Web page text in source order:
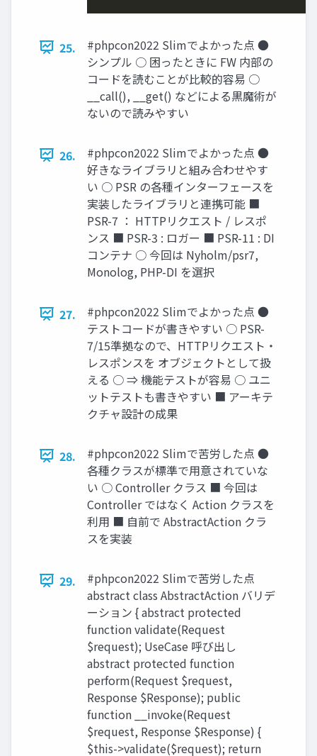
25.
#phpcon2022 Slimでよかった点 ●
シンプル ○ 困ったときに FW 内部の
コードを読むことが比較的容易 ○
__call(), __get() などによる黒魔術が
ないので読みやすい
26.
#phpcon2022 Slimでよかった点 ●
好きなライブラリと組み合わせやす
い ○ PSR の各種インターフェースを
実装したライブラリと連携可能 ■
PSR-7 ： HTTPリクエスト / レスポ
ンス ■ PSR-3 : ロガー ■ PSR-11 : DI
コンテナ ○ 今回は Nyholm/psr7,
Monolog, PHP-DI を選択
27.
#phpcon2022 Slimでよかった点 ●
テストコードが書きやすい ○ PSR-
7/15準拠なので、HTTPリクエスト・
レスポンスを オブジェクトとして扱
える ○ ⇒ 機能テストが容易 ○ ユニ
ットテストも書きやすい ■ アーキテ
クチャ設計の成果
28.
#phpcon2022 Slimで苦労した点 ●
各種クラスが標準で用意されていな
い ○ Controller クラス ■ 今回は
Controller ではなく Action クラスを
利用 ■ 自前で AbstractAction クラ
スを実装
29.
#phpcon2022 Slimで苦労した点
abstract class AbstractAction バリデ
ーション { abstract protected
function validate(Request
$request); UseCase 呼び出し
abstract protected function
perform(Request $request,
Response $Response); public
function __invoke(Request
$request, Response $Response) {
$this->validate($request); return